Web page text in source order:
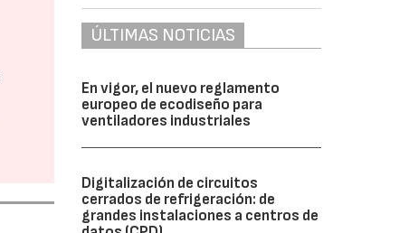
ÚLTIMAS NOTICIAS
En vigor, el nuevo reglamento
europeo de ecodiseño para
ventiladores industriales
Digitalización de circuitos
cerrados de refrigeración: de
grandes instalaciones a centros de